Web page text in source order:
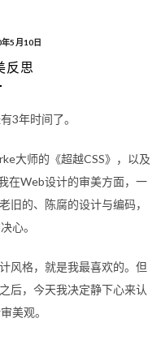
5月10日
反思
3年时间了。
大师的《超越CSS》，以及
在Web设计的审美方面，一
旧的、陈腐的设计与编码，
心。
风格，就是我最喜欢的。但
后，今天我决定静下心来认
美观。